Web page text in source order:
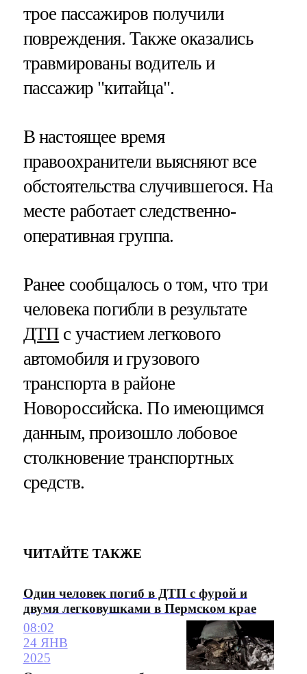
трое пассажиров получили
повреждения. Также оказались
травмированы водитель и
пассажир "китайца".
В настоящее время
правоохранители выясняют все
обстоятельства случившегося. На
месте работает следственно-
оперативная группа.
Ранее сообщалось о том, что три
человека погибли в результате
ДТП с участием легкового
автомобиля и грузового
транспорта в районе
Новороссийска. По имеющимся
данным, произошло лобовое
столкновение транспортных
средств.
ЧИТАЙТЕ ТАКЖЕ
Один человек погиб в ДТП с фурой и
двумя легковушками в Пермском крае
08:02
24 ЯНВ
2025